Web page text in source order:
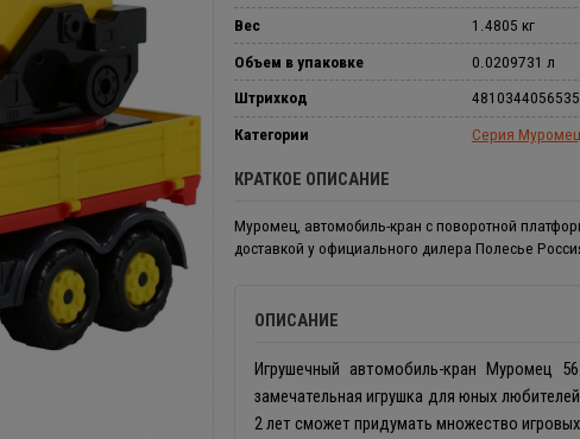
Вес
1.4805 кг
Объем в упаковке
0.0209731 л
Штрихкод
4810344056535
Категории
Серия Муромец
КРАТКОЕ ОПИСАНИЕ
Муромец, автомобиль-кран с поворотной
доставкой у официального дилера Полесье
ОПИСАНИЕ
Игрушечный автомобиль-кран Муромец
замечательная игрушка для юных
2 лет сможет придумать множество